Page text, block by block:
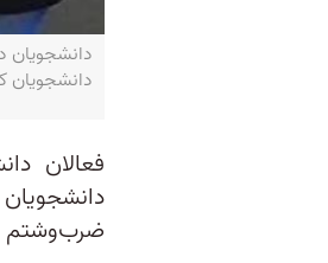
دانشجویان
دانشجویان
فعالان
ضرب‌و‌شتم